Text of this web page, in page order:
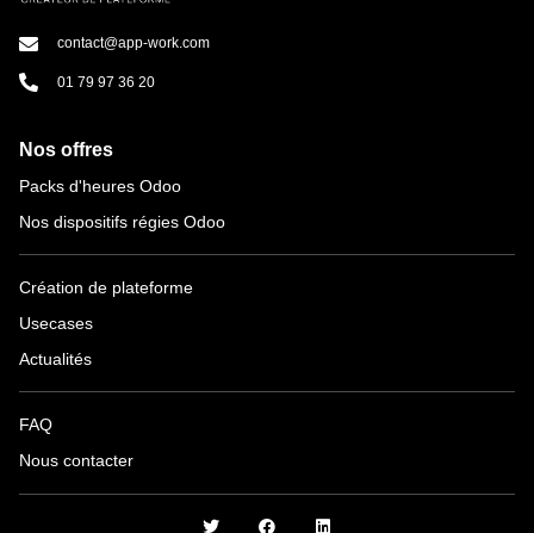
contact@app-work.com
01 79 97 36 20
Nos offres
Packs d'heures Odoo
Nos dispositifs régies Odoo
Création de plateforme
Usecases
Actualités
FAQ
Nous contacter